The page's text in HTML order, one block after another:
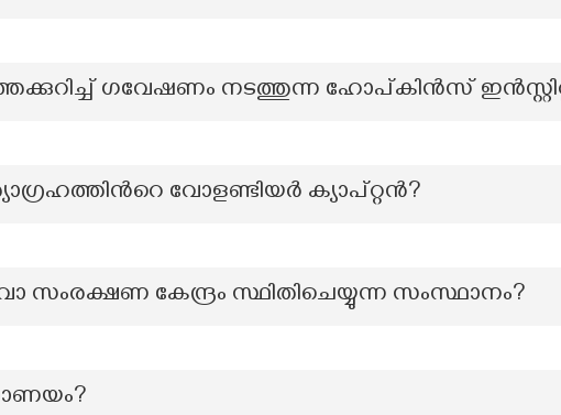
ഗവേഷണം നടത്തുന്ന ഹോപ്കിൻസ്
വോളണ്ടിയർ ക്യാപ്റ്റൻ?
സംരക്ഷണ കേന്ദ്രം സ്ഥിതിചെയ്യുന്ന സംസ്ഥാനം?